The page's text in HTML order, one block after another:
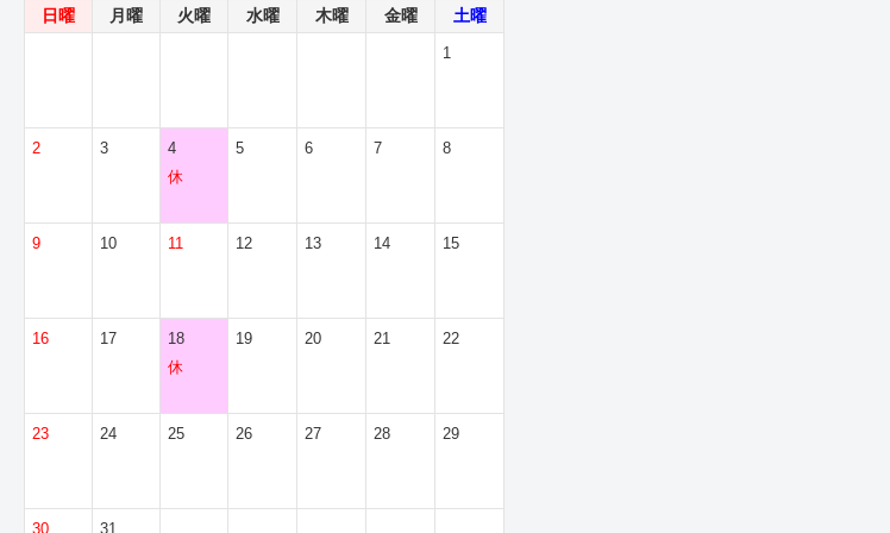
日曜 月曜 火曜 水曜 木曜 金曜 土曜
1
2 3
4
休
5 6 7 8
9 10 11 12 13 14 15
16 17
18
休
19 20 21 22
23 24 25 26 27 28 29
30 31